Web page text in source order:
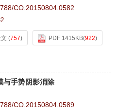
CO.20150804.0582
(757) PDF 1415KB(922)
与手势阴影消除
CO.20150804.0589